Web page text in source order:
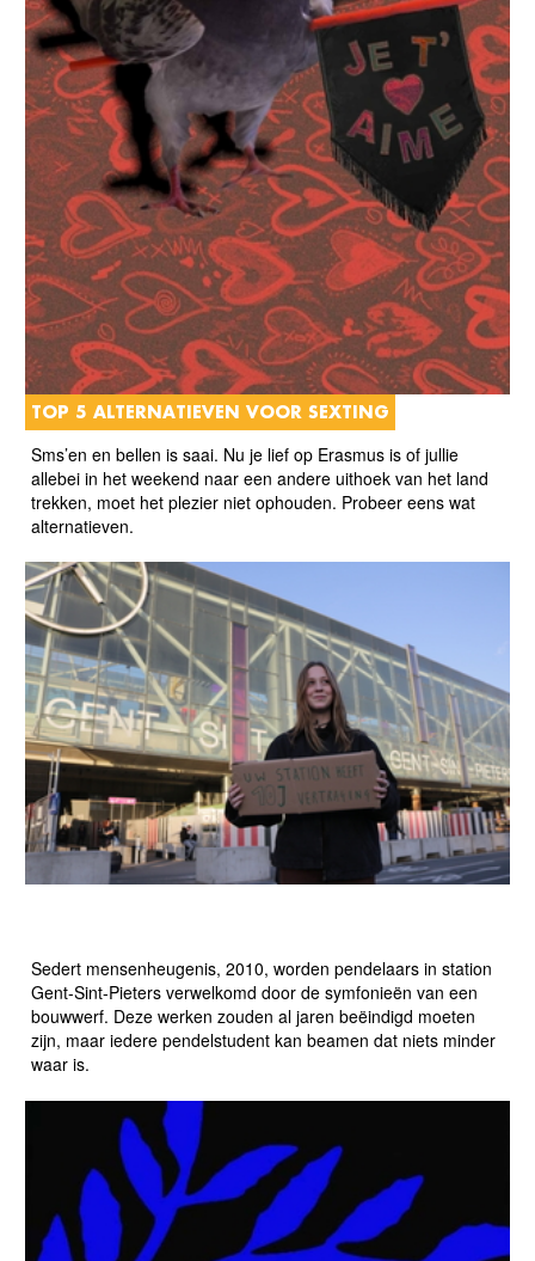
TOP 5 ALTERNATIEVEN VOOR SEXTING
Sms’en en bellen is saai. Nu je lief op Erasmus is of jullie
allebei in het weekend naar een andere uithoek van het land
trekken, moet het plezier niet ophouden. Probeer eens wat
alternatieven.
Sedert mensenheugenis, 2010, worden pendelaars in station
Gent-Sint-Pieters verwelkomd door de symfonieën van een
bouwwerf. Deze werken zouden al jaren beëindigd moeten
zijn, maar iedere pendelstudent kan beamen dat niets minder
waar is.